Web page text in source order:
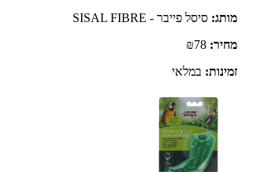
מותג: סיסל פייבר - SISAL FIBRE
מחיר:
זמינות: במלאי